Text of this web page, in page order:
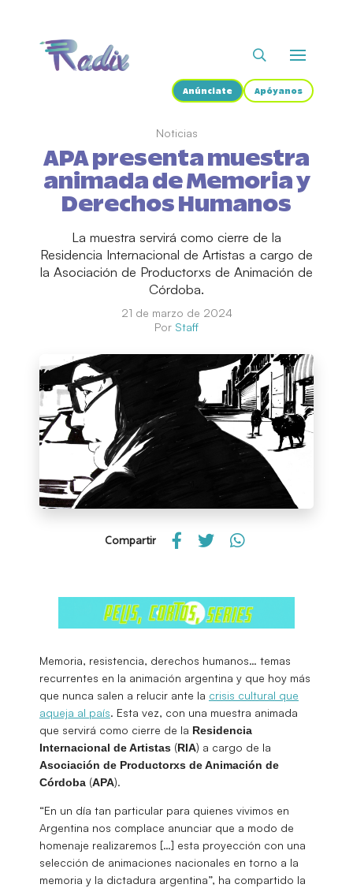
Anúnciate Apóyanos
Noticias
APA presenta muestra
animada de Memoria y
Derechos Humanos
La muestra servirá como cierre de la
Residencia Internacional de Artistas a cargo de
la Asociación de Productorxs de Animación de
Córdoba.
21 de marzo de 2024
Por Staff
Compartir
Memoria, resistencia, derechos humanos… temas
recurrentes en la animación argentina y que hoy más
que nunca salen a relucir ante la crisis cultural que
aqueja al país. Esta vez, con una muestra animada
que servirá como cierre de la Residencia
Internacional de Artistas (RIA) a cargo de la
Asociación de Productorxs de Animación de
Córdoba (APA).
“En un día tan particular para quienes vivimos en
Argentina nos complace anunciar que a modo de
homenaje realizaremos […] esta proyección con una
selección de animaciones nacionales en torno a la
memoria y la dictadura argentina”, ha compartido la